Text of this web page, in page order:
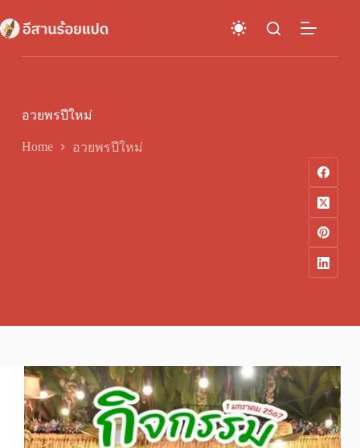
to
content
อวยพรปีใหม่
Home อวยพรปีใหม่